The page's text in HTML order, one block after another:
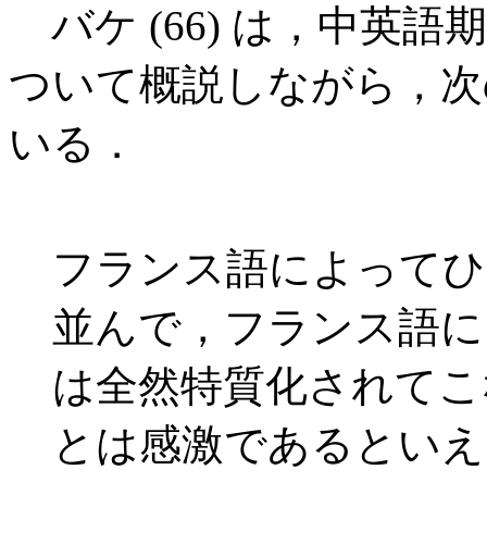
バケ (66) は，中英語
ついて概説しながら，
いる．
フランス語によって
並んで，フランス語
は全然特質化されて
とは感激であるとい